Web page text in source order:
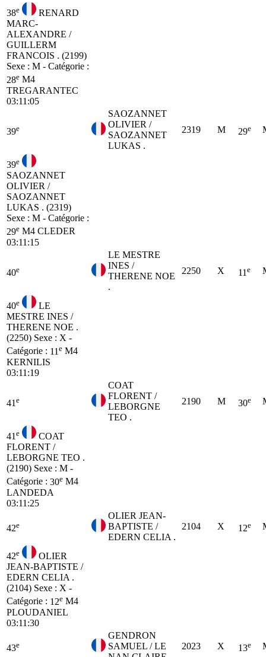
38e
RENARD
MARC-
ALEXANDRE /
GUILLERM
FRANCOIS . (2199)
Sexe : M - Catégorie :
28e M4
TREGARANTEC
03:11:05
39e
SAOZANNET
OLIVIER /
SAOZANNET
LUKAS .
2319 M 29e
39e
SAOZANNET
OLIVIER /
SAOZANNET
LUKAS . (2319)
Sexe : M - Catégorie :
29e M4 CLEDER
03:11:15
40e
LE MESTRE
INES /
THERENE NOE
.
2250 X 11 e
40e
LE
MESTRE INES /
THERENE NOE .
(2250) Sexe : X -
Catégorie : 11 e M4
KERNILIS
03:11:19
41 e
COAT
FLORENT /
LEBORGNE
TEO .
2190 M 30e
41 e
COAT
FLORENT /
LEBORGNE TEO .
(2190) Sexe : M -
Catégorie : 30e M4
LANDEDA
03:11:25
42e
OLIER JEAN-
BAPTISTE /
EDERN CELIA .
2104 X 12e
42e
OLIER
JEAN-BAPTISTE /
EDERN CELIA .
(2104) Sexe : X -
Catégorie : 12e M4
PLOUDANIEL
03:11:30
43e
GENDRON
SAMUEL / LE
2023 X 13e